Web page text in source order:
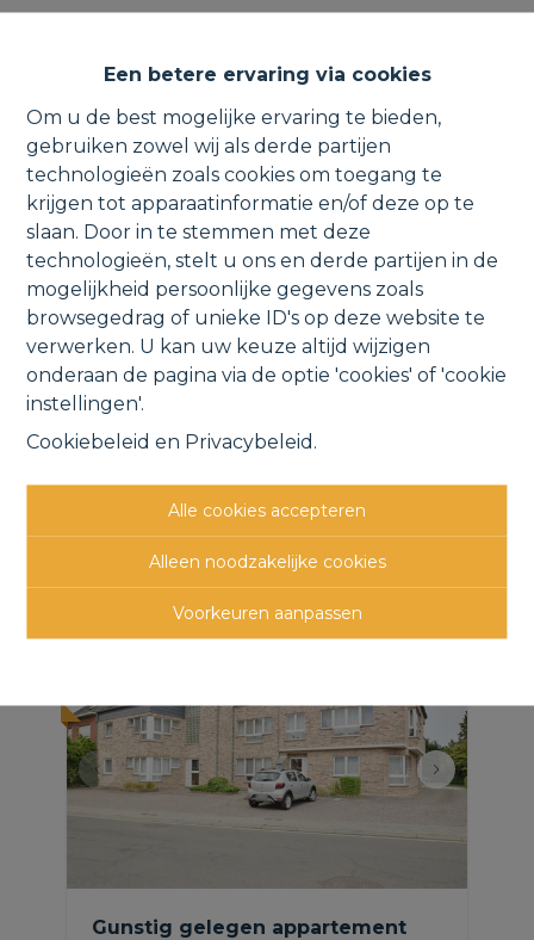
Een betere ervaring via cookies
Om u de best mogelijke ervaring te bieden,
gebruiken zowel wij als derde partijen
technologieën zoals cookies om toegang te
krijgen tot apparaatinformatie en/of deze op te
slaan. Door in te stemmen met deze
technologieën, stelt u ons en derde partijen in de
mogelijkheid persoonlijke gegevens zoals
browsegedrag of unieke ID's op deze website te
verwerken. U kan uw keuze altijd wijzigen
onderaan de pagina via de optie 'cookies' of 'cookie
instellingen'.
Cookiebeleid en Privacybeleid .
Alle cookies accepteren
Alleen noodzakelijke cookies
Voorkeuren aanpassen
Lichtrijk appartement met
zolder, berging en garage.
Topmolen 69A 201, 1840 Londerzeel
VERHUURD
Vorige Lijst Volgende
Andere interessante
panden
Gunstig gelegen appartement